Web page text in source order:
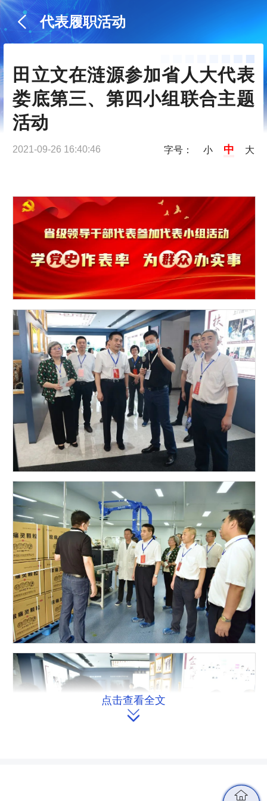
代表履职活动
田立文在涟源参加省人大代表
娄底第三、第四小组联合主题
活动
2021-09-26 16:40:46 字号： 小 中 大
点击查看全文
